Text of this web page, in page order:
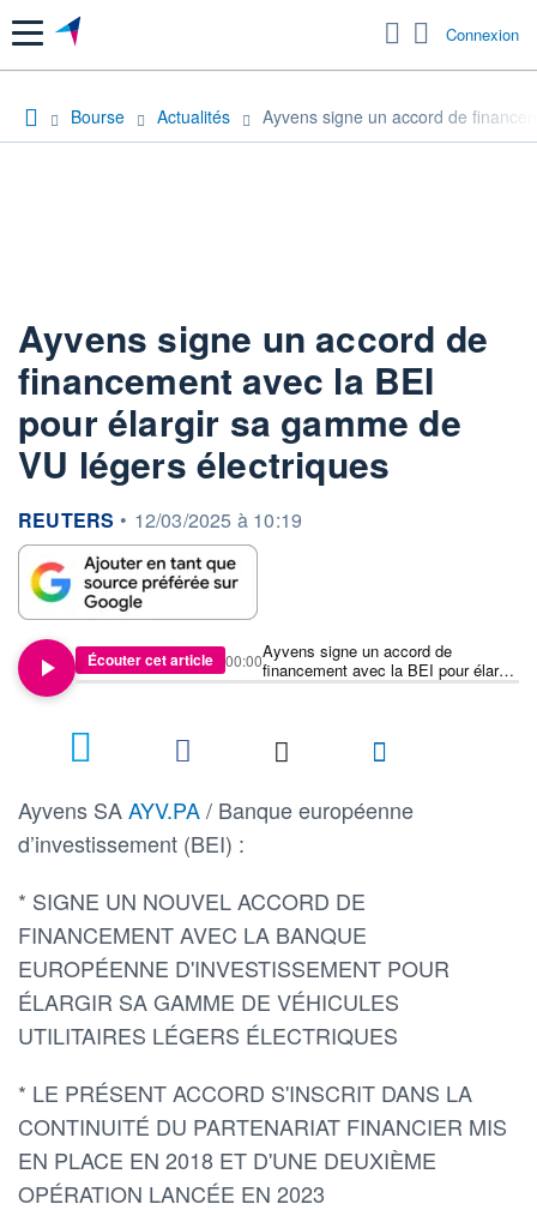
Menu Connexion
Bourse Actualités Ayvens signe un accord de
Ayvens signe un accord de
financement avec la BEI
pour élargir sa gamme de
VU légers électriques
information fournie par
REUTERS • 12/03/2025 à 10:19
Écouter cet article
Ayvens signe un accord de
financement avec la BEI pour élargir
sa gamme de VU légers électriques
00:00
Ayvens SAAYV.PA/ Banque européenne
d’investissement (BEI) :
* SIGNE UN NOUVEL ACCORD DE
FINANCEMENT AVEC LA BANQUE
EUROPÉENNE D'INVESTISSEMENT POUR
ÉLARGIR SA GAMME DE VÉHICULES
UTILITAIRES LÉGERS ÉLECTRIQUES
* LE PRÉSENT ACCORD S'INSCRIT DANS LA
CONTINUITÉ DU PARTENARIAT FINANCIER MIS
EN PLACE EN 2018 ET D'UNE DEUXIÈME
OPÉRATION LANCÉE EN 2023